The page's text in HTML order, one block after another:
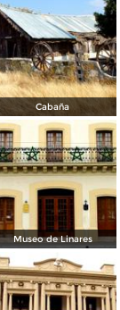
Cabaña
Museo de Linares